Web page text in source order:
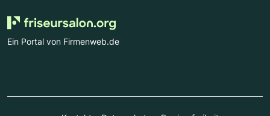
Ein Portal von Firmenweb.de